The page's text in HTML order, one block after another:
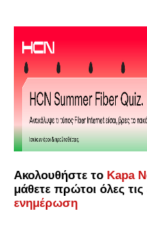
Ακολουθήστε το Kapa
μάθετε πρώτοι όλες τις
ενημέρωση